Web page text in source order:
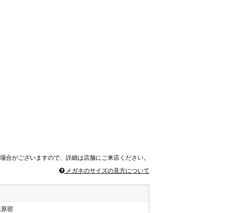
合がございますので、詳細は店舗にご来店ください。
メガネのサイズの見方について
原宿